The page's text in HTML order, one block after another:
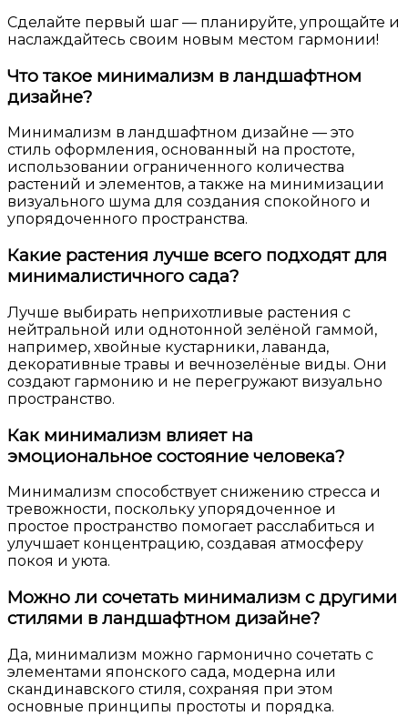
Сделайте первый шаг — планируйте, упрощайте и
наслаждайтесь своим новым местом гармонии!
Что такое минимализм в ландшафтном
дизайне?
Минимализм в ландшафтном дизайне — это
стиль оформления, основанный на простоте,
использовании ограниченного количества
растений и элементов, а также на минимизации
визуального шума для создания спокойного и
упорядоченного пространства.
Какие растения лучше всего подходят для
минималистичного сада?
Лучше выбирать неприхотливые растения с
нейтральной или однотонной зелёной гаммой,
например, хвойные кустарники, лаванда,
декоративные травы и вечнозелёные виды. Они
создают гармонию и не перегружают визуально
пространство.
Как минимализм влияет на
эмоциональное состояние человека?
Минимализм способствует снижению стресса и
тревожности, поскольку упорядоченное и
простое пространство помогает расслабиться и
улучшает концентрацию, создавая атмосферу
покоя и уюта.
Можно ли сочетать минимализм с другими
стилями в ландшафтном дизайне?
Да, минимализм можно гармонично сочетать с
элементами японского сада, модерна или
скандинавского стиля, сохраняя при этом
основные принципы простоты и порядка.